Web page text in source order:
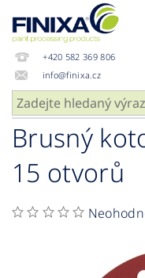
+420 582 369 806
info@finixa.cz
Brusný
15 otvorů